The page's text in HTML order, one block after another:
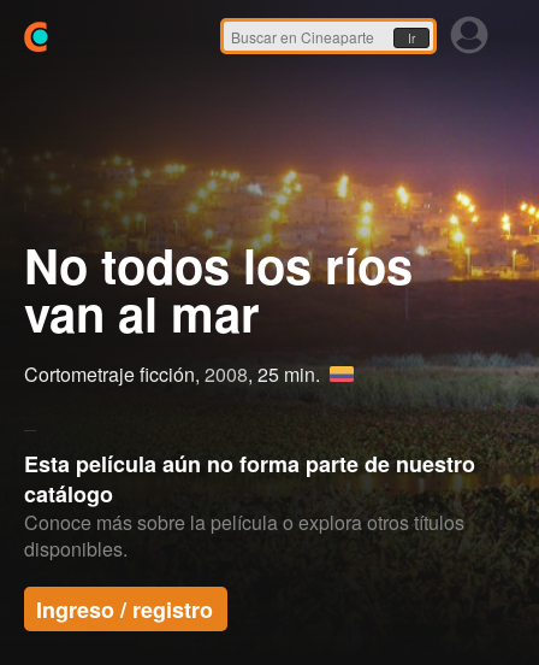
Ir
No todos los ríos
van al mar
Cortometraje ficción, 2008, 25 min.
Esta película aún no forma parte de nuestro
catálogo
Conoce más sobre la película o explora otros títulos
disponibles.
Ingreso / registro